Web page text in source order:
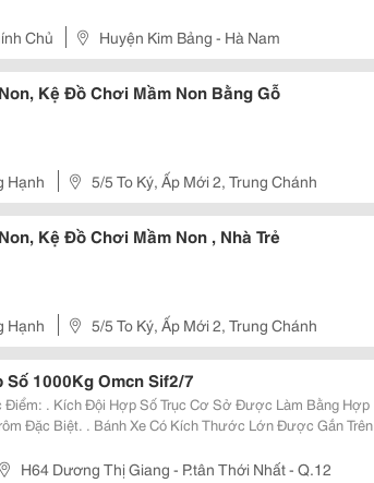
Chủ Huyện Kim Bảng - Hà Nam
Kệ Đồ Chơi Mầm Non Bằng Gỗ
Hạnh 5/5 To Ký, Ấp Mới 2, Trung Chánh
Kệ Đồ Chơi Mầm Non , Nhà Trẻ
Hạnh 5/5 To Ký, Ấp Mới 2, Trung Chánh
Số 1000Kg Omcn Sif2/7
Làm Bằng Hợp
Đặc Biệt. . Bánh Xe Có Kích Thước Lớn Được Gắn Trên
Quá Tải. . Tốc Độ Nâng Hạ...
H64 Dương Thị Giang - P.tân Thới Nhất - Q.12